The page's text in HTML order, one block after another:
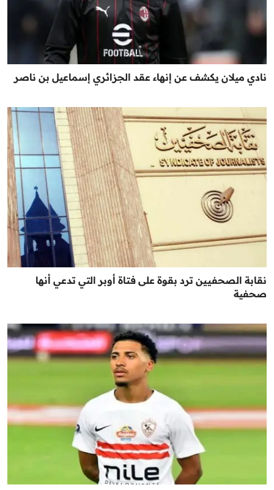
نادي ميلان يكشف عن إنهاء عقد الجزائري إسماعيل بن ناصر
نقابة الصحفيين ترد بقوة على فتاة أوبر التي تدعي أنها
صحفية